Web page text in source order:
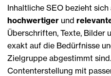
Inhaltliche SEO bezieht sich
hochwertiger und
Überschriften, Texte, Bilder
exakt auf die Bedürfnisse
Zielgruppe abgestimmt
Contenterstellung mit